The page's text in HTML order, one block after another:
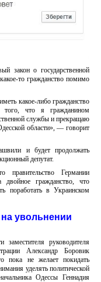
закон о государственной
то гражданство помимо
какое-либо гражданство
того, что я гражданином
службы и прекращаю
области», — говорит
и будет продолжать
депутат.
правительство Германии
двойное гражданство, что
поработать в Украинском
увольнении
руководителя
Александр Боровик
пока не желает покидать
уделять политической
Одессы Геннадия